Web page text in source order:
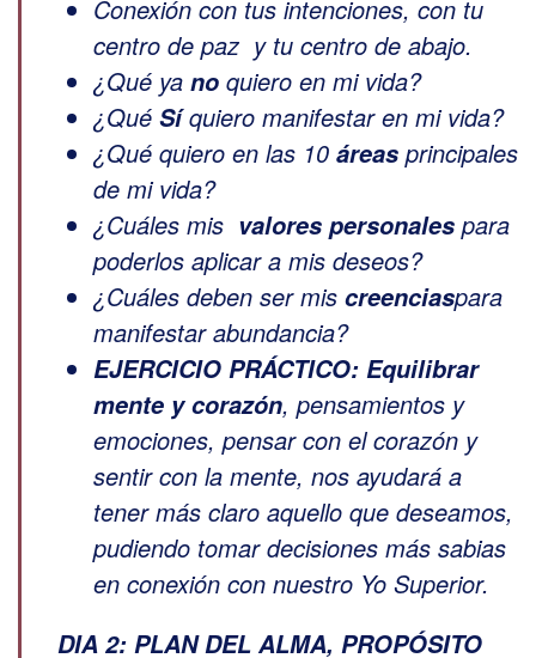
Conexión con tus intenciones, con tu
centro de paz y tu centro de abajo.
¿Qué ya no quiero en mi vida?
¿Qué Síquiero manifestar en mi vida?
¿Qué quiero en las 10 áreas principales
de mi vida?
¿Cuáles mis valores personales para
poderlos aplicar a mis deseos?
¿Cuáles deben ser mis creenciaspara
manifestar abundancia?
EJERCICIO PRÁCTICO: Equilibrar
mente y corazón, pensamientos y
emociones, pensar con el corazón y
sentir con la mente, nos ayudará a
tener más claro aquello que deseamos,
pudiendo tomar decisiones más sabias
en conexión con nuestro Yo Superior.
DIA 2: PLAN DEL ALMA, PROPÓSITO